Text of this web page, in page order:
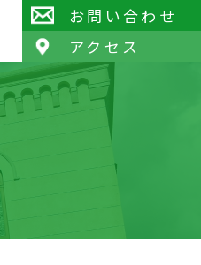
お問い合わせ
アクセス